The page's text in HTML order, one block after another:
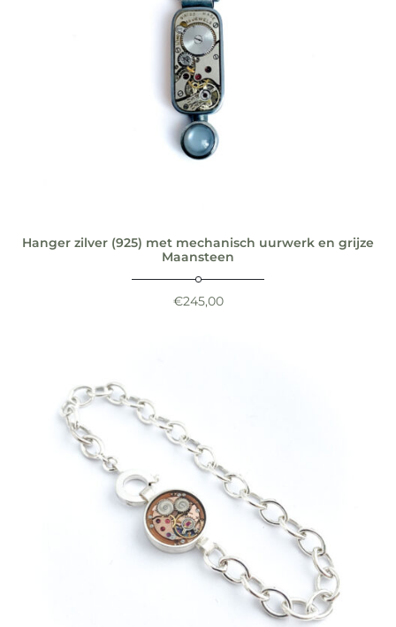
Hanger zilver (925) met mechanisch uurwerk en grijze
Maansteen
€245,00